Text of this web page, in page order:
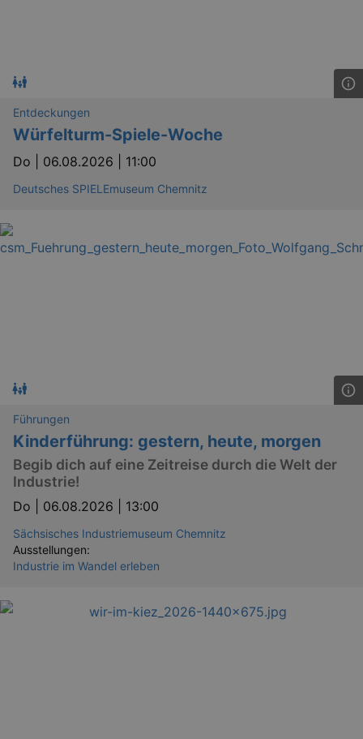
Entdeckungen
Würfelturm-Spiele-Woche
Do | 06.08.2026 | 11:00
Deutsches SPIELEmuseum Chemnitz
Führungen
Kinderführung: gestern, heute, morgen
Begib dich auf eine Zeitreise durch die Welt der
Industrie!
Do | 06.08.2026 | 13:00
Sächsisches Industriemuseum Chemnitz
Ausstellungen:
Industrie im Wandel erleben